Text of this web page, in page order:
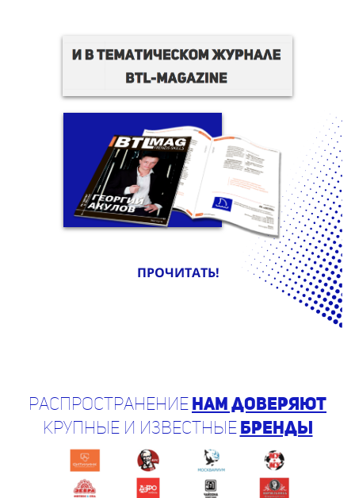
ПРОЧИТАТЬ!
Распространениенам доверяют
крупные и известные бренды